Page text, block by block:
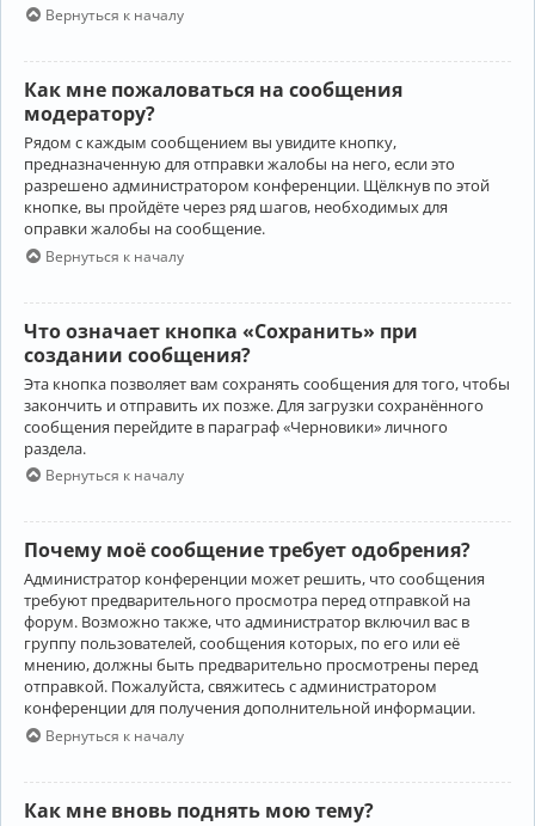
Вернуться к началу
Как мне пожаловаться на сообщения
модератору?
Рядом с каждым сообщением вы увидите кнопку,
предназначенную для отправки жалобы на него, если это
разрешено администратором конференции. Щёлкнув по этой
кнопке, вы пройдёте через ряд шагов, необходимых для
оправки жалобы на сообщение.
Вернуться к началу
Что означает кнопка «Сохранить» при
создании сообщения?
Эта кнопка позволяет вам сохранять сообщения для того, чтобы
закончить и отправить их позже. Для загрузки сохранённого
сообщения перейдите в параграф «Черновики» личного
раздела.
Вернуться к началу
Почему моё сообщение требует одобрения?
Администратор конференции может решить, что сообщения
требуют предварительного просмотра перед отправкой на
форум. Возможно также, что администратор включил вас в
группу пользователей, сообщения которых, по его или её
мнению, должны быть предварительно просмотрены перед
отправкой. Пожалуйста, свяжитесь с администратором
конференции для получения дополнительной информации.
Вернуться к началу
Как мне вновь поднять мою тему?